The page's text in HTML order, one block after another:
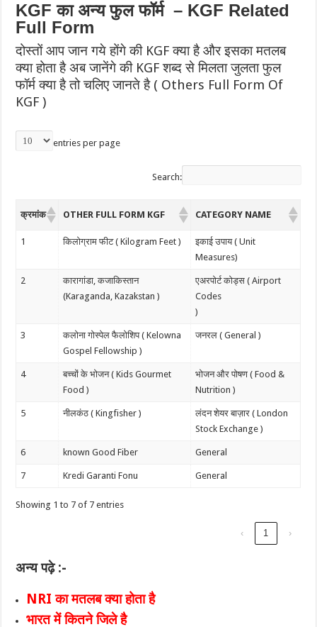
KGF का अन्य फुल फॉर्म – KGF Related
Full Form
दोस्तों आप जान गये होंगे की KGF क्या है और इसका मतलब
क्या होता है अब जानेंगे की KGF शब्द से मिलता जुलता फुल
फॉर्म क्या है तो चलिए जानते है ( Others Full Form Of
KGF )
entries per page
Search:
क्रमांक OTHER FULL FORM KGF CATEGORY NAME
1 किलोग्राम फीट ( Kilogram Feet )
इकाई उपाय ( Unit
Measures)
2
कारागांडा, कजाकिस्तान
(Karaganda, Kazakstan )
एअरपोर्ट कोड्स ( Airport
Codes
)
3
कलोना गोस्पेल फैलोशिप ( Kelowna
Gospel Fellowship )
जनरल ( General )
4
बच्चों के भोजन ( Kids Gourmet
Food )
भोजन और पोषण ( Food &
Nutrition )
5 नीलकंठ ( Kingfisher )
लंदन शेयर बाज़ार ( London
Stock Exchange )
6 known Good Fiber General
7 Kredi Garanti Fonu General
Showing 1 to 7 of 7 entries
‹ 1 ›
अन्य पढ़े :-
NRI का मतलब क्या होता है
भारत में कितने जिले है